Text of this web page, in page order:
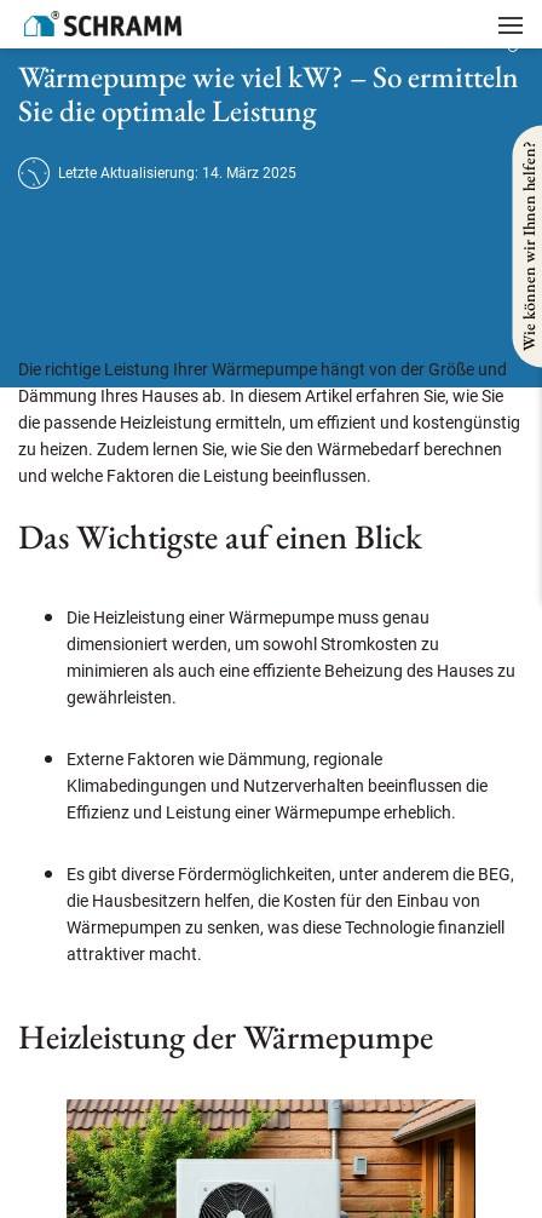
Startseite
Wärmepumpe wie viel kW? – So ermitteln Sie die optimale Leistung
Wärmepumpe wie viel kW? – So ermitteln
Sie die optimale Leistung
Letzte Aktualisierung: 14. März 2025
Die richtige Leistung Ihrer Wärmepumpe hängt von der Größe und
Dämmung Ihres Hauses ab. In diesem Artikel erfahren Sie, wie Sie
die passende Heizleistung ermitteln, um effizient und kostengünstig
zu heizen. Zudem lernen Sie, wie Sie den Wärmebedarf berechnen
und welche Faktoren die Leistung beeinflussen.
Das Wichtigste auf einen Blick
Die Heizleistung einer Wärmepumpe muss genau
dimensioniert werden, um sowohl Stromkosten zu
minimieren als auch eine effiziente Beheizung des Hauses zu
gewährleisten.
Externe Faktoren wie Dämmung, regionale
Klimabedingungen und Nutzerverhalten beeinflussen die
Effizienz und Leistung einer Wärmepumpe erheblich.
Es gibt diverse Fördermöglichkeiten, unter anderem die BEG,
die Hausbesitzern helfen, die Kosten für den Einbau von
Wärmepumpen zu senken, was diese Technologie finanziell
attraktiver macht.
Heizleistung der Wärmepumpe
Wie können wir Ihnen helfen?